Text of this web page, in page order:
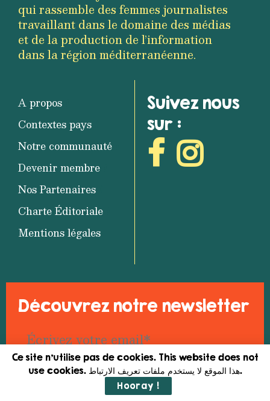
qui rassemble des femmes journalistes
travaillant dans le domaine des médias
et de la production de l’information
dans la région méditerranéenne.
A propos
Contextes pays
Notre communauté
Devenir membre
Nos Partenaires
Charte Éditoriale
Mentions légales
Suivez nous
sur :
Découvrez notre newsletter
Ce site n'utilise pas de cookies. This website does not
use cookies. هذا الموقع لا يستخدم ملفات تعريف الارتباط.
Hooray !